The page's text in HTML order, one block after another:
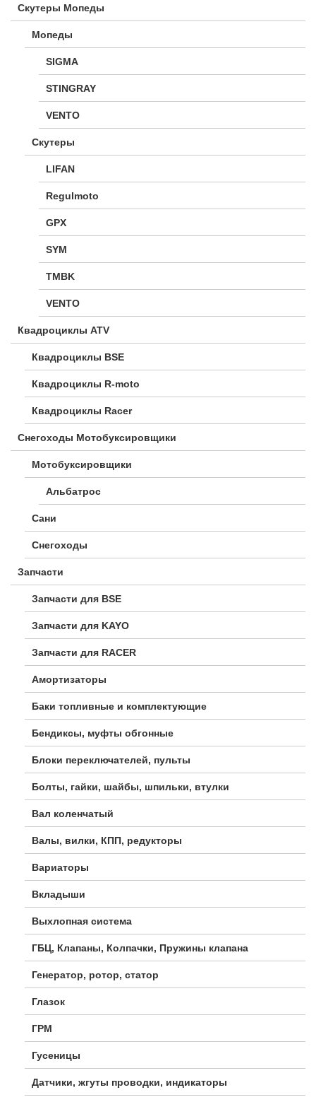
Скутеры Мопеды
Мопеды
SIGMA
STINGRAY
VENTO
Скутеры
LIFAN
Regulmoto
GPX
SYM
TMBK
VENTO
Квадроциклы ATV
Квадроциклы BSE
Квадроциклы R-moto
Квадроциклы Racer
Снегоходы Мотобуксировщики
Мотобуксировщики
Альбатрос
Сани
Снегоходы
Запчасти
Запчасти для BSE
Запчасти для KAYO
Запчасти для RACER
Амортизаторы
Баки топливные и комплектующие
Бендиксы, муфты обгонные
Блоки переключателей, пульты
Болты, гайки, шайбы, шпильки, втулки
Вал коленчатый
Валы, вилки, КПП, редукторы
Вариаторы
Вкладыши
Выхлопная система
ГБЦ, Клапаны, Колпачки, Пружины клапана
Генератор, ротор, статор
Глазок
ГРМ
Гусеницы
Датчики, жгуты проводки, индикаторы